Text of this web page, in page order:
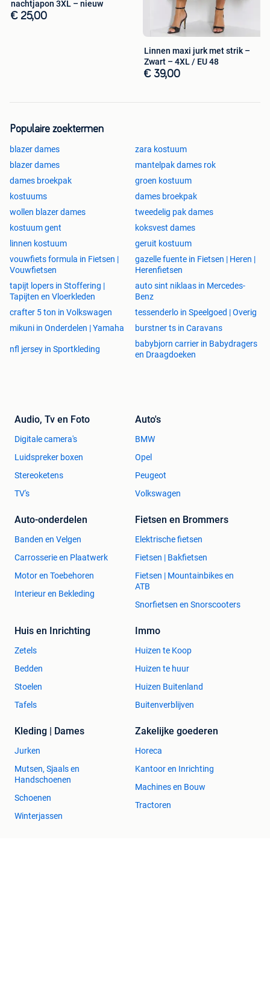
nachtjapon 3XL – nieuw
€ 25,00
Linnen maxi jurk met strik –
Zwart – 4XL / EU 48
€ 39,00
Populaire zoektermen
blazer dames
zara kostuum
blazer dames
mantelpak dames rok
dames broekpak
groen kostuum
kostuums
dames broekpak
wollen blazer dames
tweedelig pak dames
kostuum gent
koksvest dames
linnen kostuum
geruit kostuum
vouwfiets formula in Fietsen |
Vouwfietsen
gazelle fuente in Fietsen | Heren |
Herenfietsen
tapijt lopers in Stoffering |
Tapijten en Vloerkleden
auto sint niklaas in Mercedes-
Benz
crafter 5 ton in Volkswagen
tessenderlo in Speelgoed | Overig
mikuni in Onderdelen | Yamaha
burstner ts in Caravans
nfl jersey in Sportkleding
babybjorn carrier in Babydragers
en Draagdoeken
Audio, Tv en Foto
Digitale camera's
Luidspreker boxen
Stereoketens
TV's
Auto's
BMW
Opel
Peugeot
Volkswagen
Auto-onderdelen
Banden en Velgen
Carrosserie en Plaatwerk
Motor en Toebehoren
Interieur en Bekleding
Fietsen en Brommers
Elektrische fietsen
Fietsen | Bakfietsen
Fietsen | Mountainbikes en
ATB
Snorfietsen en Snorscooters
Huis en Inrichting
Zetels
Bedden
Stoelen
Tafels
Immo
Huizen te Koop
Huizen te huur
Huizen Buitenland
Buitenverblijven
Kleding | Dames
Jurken
Mutsen, Sjaals en
Handschoenen
Schoenen
Winterjassen
Zakelijke goederen
Horeca
Kantoor en Inrichting
Machines en Bouw
Tractoren